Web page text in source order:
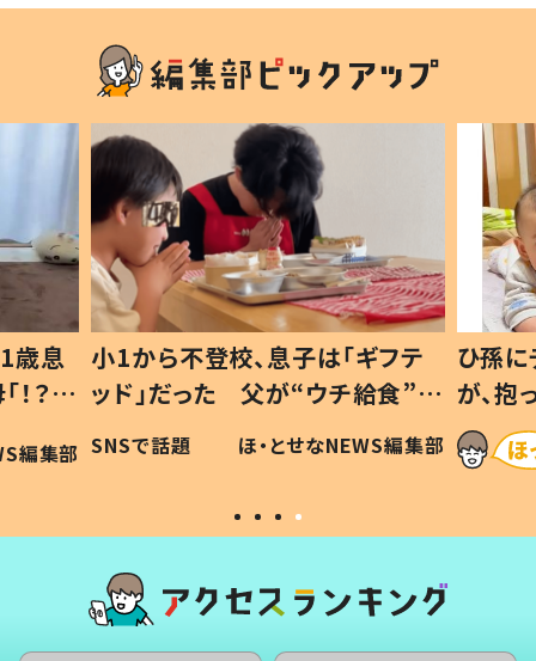
フテ
食”を
編集部
ひ孫にデレデレな80歳じいじ
が、抱っこすると…ひ孫の反応に
「涙が出ました」「可愛くて仕方な
い」
ほ・とせなNEWS編集部